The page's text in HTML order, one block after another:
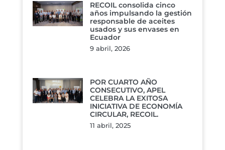
RECOIL consolida cinco
años impulsando la gestión
responsable de aceites
usados y sus envases en
Ecuador
9 abril, 2026
POR CUARTO AÑO
CONSECUTIVO, APEL
CELEBRA LA EXITOSA
INICIATIVA DE ECONOMÍA
CIRCULAR, RECOIL.
11 abril, 2025